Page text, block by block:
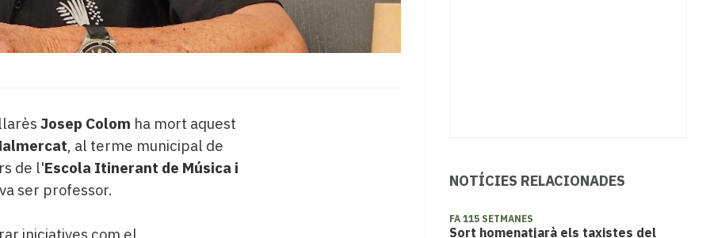
Josep Colom ha mort aquest
, al terme municipal de
de l'Escola Itinerant de Música i
ser professor. NOTÍCIES RELACIONADES
FA 115 SETMANES
Sort homenatjarà els taxistes del